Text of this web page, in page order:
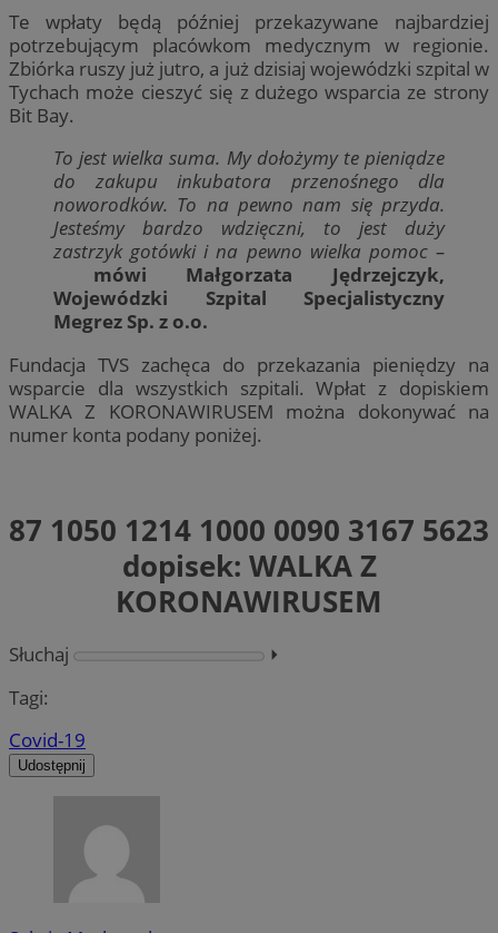
Te wpłaty będą później przekazywane najbardziej
potrzebującym placówkom medycznym w regionie.
Zbiórka ruszy już jutro, a już dzisiaj wojewódzki szpital w
Tychach może cieszyć się z dużego wsparcia ze strony
Bit Bay.
To jest wielka suma. My dołożymy te pieniądze
do zakupu inkubatora przenośnego dla
noworodków. To na pewno nam się przyda.
Jesteśmy bardzo wdzięczni, to jest duży
zastrzyk gotówki i na pewno wielka pomoc –
mówi Małgorzata Jędrzejczyk,
Wojewódzki Szpital Specjalistyczny
Megrez Sp. z o.o.
Fundacja TVS zachęca do przekazania pieniędzy na
wsparcie dla wszystkich szpitali. Wpłat z dopiskiem
WALKA Z KORONAWIRUSEM można dokonywać na
numer konta podany poniżej.
87 1050 1214 1000 0090 3167 5623
dopisek: WALKA Z
KORONAWIRUSEM
Słuchaj
⏵︎
Tagi:
Covid-19
Udostępnij